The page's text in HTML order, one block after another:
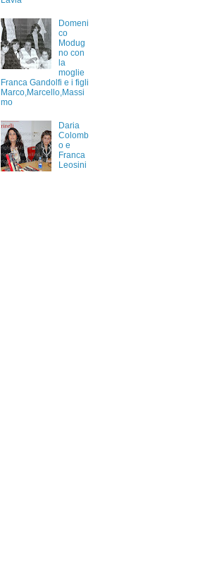
Domeni
co
Modug
no con
la
moglie
Franca Gandolfi e i figli
Marco,Marcello,Massi
mo
Daria
Colomb
o e
Franca
Leosini